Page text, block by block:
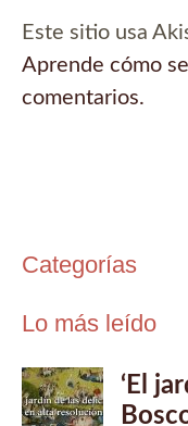
Este sitio usa
Aprende cómo
comentarios.
Categorías
Lo más leído